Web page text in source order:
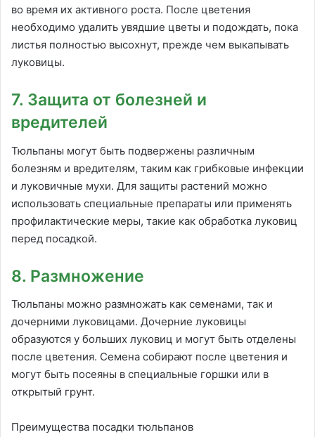
во время их активного роста. После цветения
необходимо удалить увядшие цветы и подождать, пока
листья полностью высохнут, прежде чем выкапывать
луковицы.
7. Защита от болезней и
вредителей
Тюльпаны могут быть подвержены различным
болезням и вредителям, таким как грибковые инфекции
и луковичные мухи. Для защиты растений можно
использовать специальные препараты или применять
профилактические меры, такие как обработка луковиц
перед посадкой.
8. Размножение
Тюльпаны можно размножать как семенами, так и
дочерними луковицами. Дочерние луковицы
образуются у больших луковиц и могут быть отделены
после цветения. Семена собирают после цветения и
могут быть посеяны в специальные горшки или в
открытый грунт.
Преимущества посадки тюльпанов